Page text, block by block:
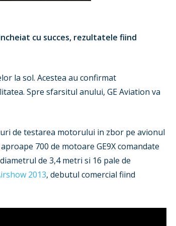
cu succes, rezultatele fiind
la sol. Acestea au confirmat
Spre sfarsitul anului, GE Aviation va
de testarea motorului in zbor pe avionul
700 de motoare GE9X comandate
de 3,4 metri si 16 pale de
2013, debutul comercial fiind